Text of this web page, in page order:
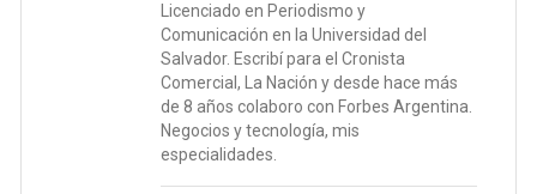
Licenciado en Periodismo y
Comunicación en la Universidad del
Salvador. Escribí para el Cronista
Comercial, La Nación y desde hace más
de 8 años colaboro con Forbes Argentina.
Negocios y tecnología, mis
especialidades.